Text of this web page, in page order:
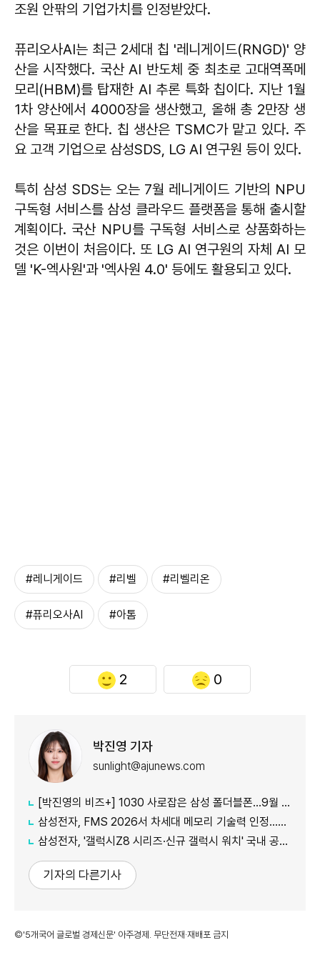
조원 안팎의 기업가치를 인정받았다.
퓨리오사AI는 최근 2세대 칩 '레니게이드(RNGD)' 양
산을 시작했다. 국산 AI 반도체 중 최초로 고대역폭메
모리(HBM)를 탑재한 AI 추론 특화 칩이다. 지난 1월
1차 양산에서 4000장을 생산했고, 올해 총 2만장 생
산을 목표로 한다. 칩 생산은 TSMC가 맡고 있다. 주
요 고객 기업으로 삼성SDS, LG AI 연구원 등이 있다.
특히 삼성 SDS는 오는 7월 레니게이드 기반의 NPU
구독형 서비스를 삼성 클라우드 플랫폼을 통해 출시할
계획이다. 국산 NPU를 구독형 서비스로 상품화하는
것은 이번이 처음이다. 또 LG AI 연구원의 자체 AI 모
델 'K-엑사원'과 '엑사원 4.0' 등에도 활용되고 있다.
#레니게이드 #리벨 #리벨리온
#퓨리오사AI #아톰
2 0
박진영 기자
sunlight@ajunews.com
[박진영의 비즈+] 1030 사로잡은 삼성 폴더블폰…9월 공개 앞둔 애플 묘수는
삼성전자, FMS 2026서 차세대 메모리 기술력 인정…2개 부문 수상
삼성전자, '갤럭시Z8 시리즈·신규 갤럭시 워치' 국내 공식 출시
기자의 다른기사
©'5개국어 글로벌 경제신문' 아주경제. 무단전재·재배포 금지